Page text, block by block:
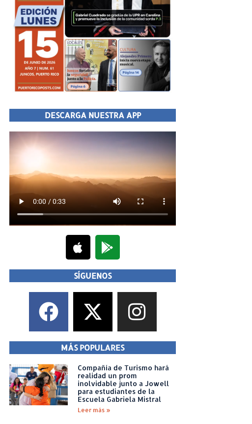
DESCARGA NUESTRA APP
SÍGUENOS
MÁS POPULARES
Compañía de Turismo hará
realidad un prom
inolvidable junto a Jowell
para estudiantes de la
Escuela Gabriela Mistral
Leer más »